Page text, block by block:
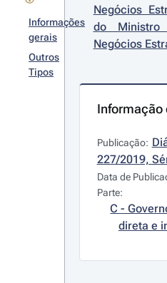
Informações
gerais
Outros
Tipos
Negócios
do
Negócios
Informação
Publicação:
227/2019,
Data de
Parte:
C -
direta e